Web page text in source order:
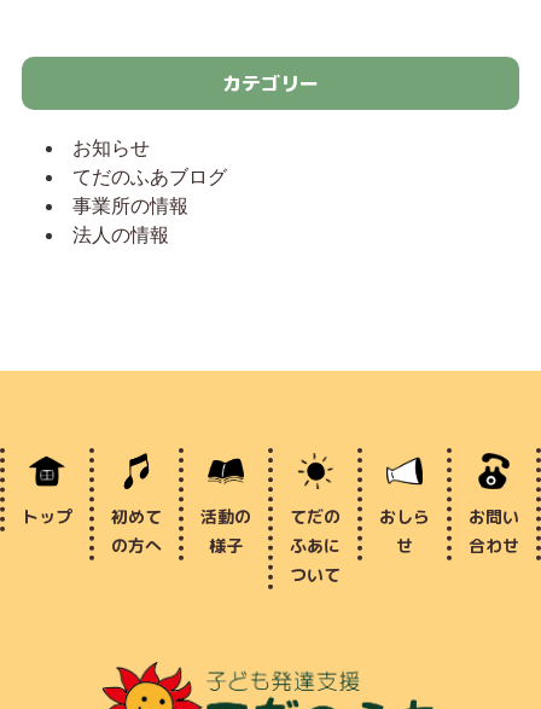
カテゴリー
お知らせ
てだのふあブログ
事業所の情報
法人の情報
トップ
初めて
の方へ
活動の
様子
てだの
ふあに
ついて
おしら
せ
お問い
合わせ